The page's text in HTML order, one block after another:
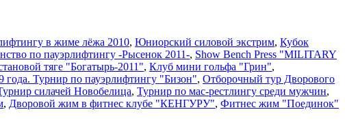
в жиме лёжа 2010, Юниорский силовой экстрим, Кубок
по пауэрлифтингу -Рысенок 2011-, Show Bench Press "MILITARY
тяге "Богатырь-2011", Клуб мини гольфа "Грин",
года. Турнир по пауэрлифтингу "Бизон", Отборочный тур Дворового
силачей Новобелица, Турнир по мас-рестлингу среди мужчин,
, Дворовой жим в фитнес клубе "КЕНГУРУ", Фитнес жим "Поединок"